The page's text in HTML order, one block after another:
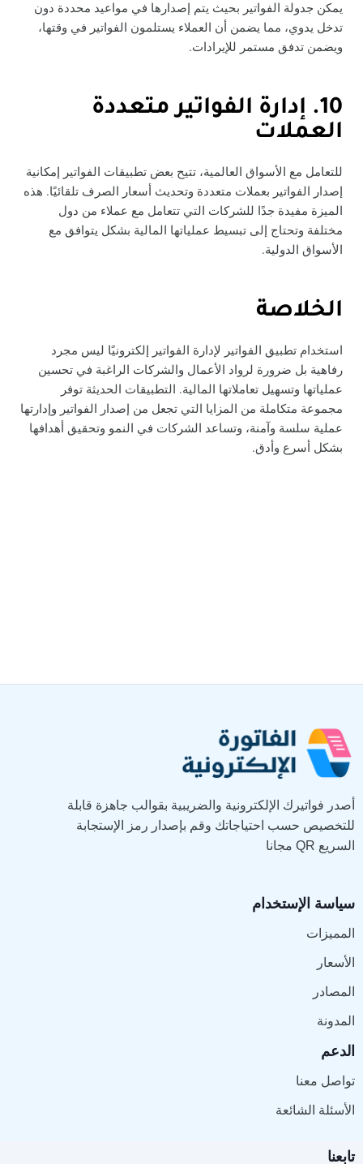
يمكن جدولة الفواتير بحيث يتم إصدارها في مواعيد محددة دون
تدخل يدوي، مما يضمن أن العملاء يستلمون الفواتير في وقتها،
ويضمن تدفق مستمر للإيرادات.
10. إدارة الفواتير متعددة
العملات
للتعامل مع الأسواق العالمية، تتيح بعض تطبيقات الفواتير إمكانية
إصدار الفواتير بعملات متعددة وتحديث أسعار الصرف تلقائيًا. هذه
الميزة مفيدة جدًا للشركات التي تتعامل مع عملاء من دول
مختلفة وتحتاج إلى تبسيط عملياتها المالية بشكل يتوافق مع
الأسواق الدولية.
الخلاصة
استخدام تطبيق الفواتير لإدارة الفواتير إلكترونيًا ليس مجرد
رفاهية بل ضرورة لرواد الأعمال والشركات الراغبة في تحسين
عملياتها وتسهيل تعاملاتها المالية. التطبيقات الحديثة توفر
مجموعة متكاملة من المزايا التي تجعل من إصدار الفواتير وإدارتها
عملية سلسة وآمنة، وتساعد الشركات في النمو وتحقيق أهدافها
بشكل أسرع وأدق.
أصدر فواتيرك الإلكترونية والضريبية بقوالب جاهزة قابلة
للتخصيص حسب احتياجاتك وقم بإصدار رمز الإستجابة
السريع QR مجانا
سياسة الإستخدام
المميزات
الأسعار
المصادر
المدونة
الدعم
تواصل معنا
الأسئلة الشائعة
تابعنا